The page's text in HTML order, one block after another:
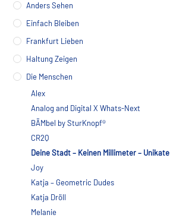
Anders Sehen
Einfach Bleiben
Frankfurt Lieben
Haltung Zeigen
Die Menschen
Alex
Analog and Digital X Whats-Next
BÄMbel by SturKnopf®
CR2Q
Deine Stadt – Keinen Millimeter – Unikate
Joy
Katja – Geometric Dudes
Katja Dröll
Melanie